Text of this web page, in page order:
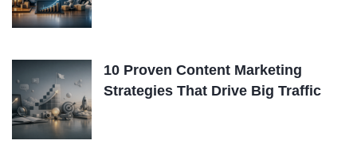
10 Proven Content Marketing
Strategies That Drive Big Traffic